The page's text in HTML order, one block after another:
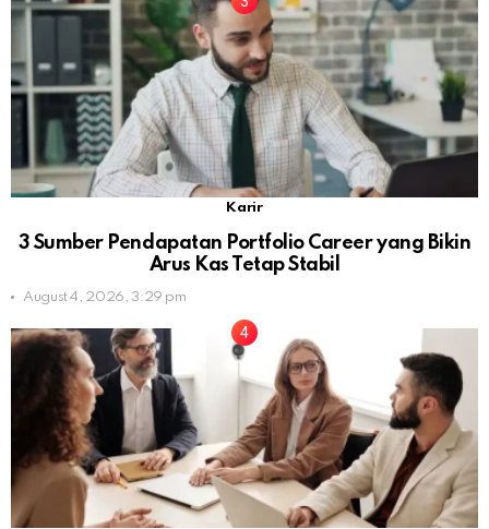
Karir
3 Sumber Pendapatan Portfolio Career yang Bikin
Arus Kas Tetap Stabil
August 4, 2026, 3:29 pm